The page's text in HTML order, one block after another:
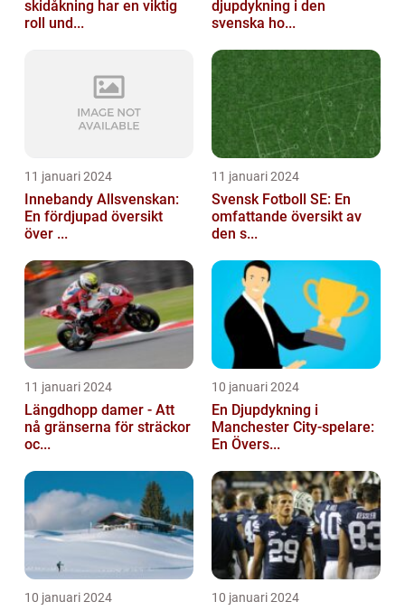
skidåkning har en viktig
roll und...
djupdykning i den
svenska ho...
11 januari 2024
Innebandy Allsvenskan:
En fördjupad översikt
över ...
11 januari 2024
Svensk Fotboll SE: En
omfattande översikt av
den s...
11 januari 2024
Längdhopp damer - Att
nå gränserna för sträckor
oc...
10 januari 2024
En Djupdykning i
Manchester City-spelare:
En Övers...
10 januari 2024 10 januari 2024